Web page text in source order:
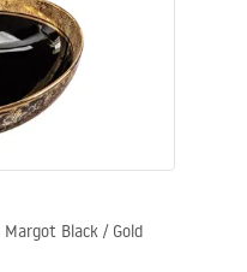
Margot Black / Gold